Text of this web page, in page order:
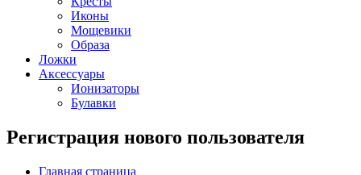
Иконы
Мощевики
Образа
Ложки
Аксессуары
Ионизаторы
Булавки
Регистрация нового пользователя
Главная страница